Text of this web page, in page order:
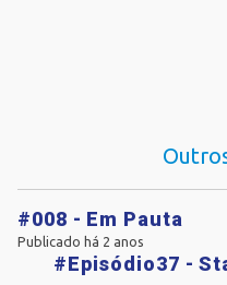
#008 - Em Pauta
Publicado há 2 anos
#Episódio37 -